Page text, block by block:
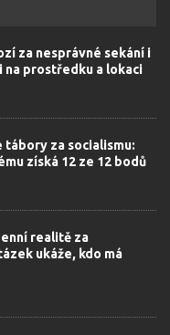
za nesprávné sekání i
na prostředku a lokaci
tábory za socialismu:
získá 12 ze 12 bodů
realitě za
ukáže, kdo má